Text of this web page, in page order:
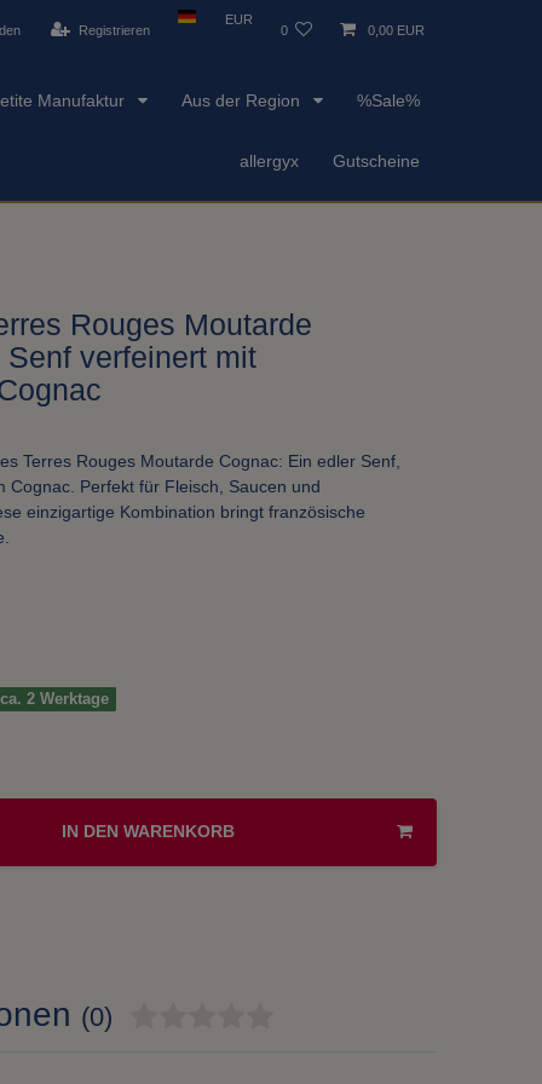
Registrieren
EUR
0 0,00 EUR
Manufaktur Aus der Region %Sale%
allergyx Gutscheine
Rouges Moutarde
verfeinert mit
Terres Rouges Moutarde Cognac: Ein edler Senf,
Cognac. Perfekt für Fleisch, Saucen und
einzigartige Kombination bringt französische
2 Werktage
IN DEN WARENKORB
(0)